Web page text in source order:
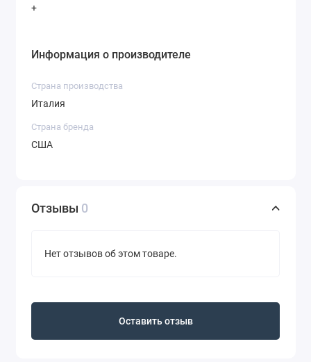
+
Информация о производителе
Страна производства
Италия
Страна бренда
США
Отзывы 0
Нет отзывов об этом товаре.
Оставить отзыв